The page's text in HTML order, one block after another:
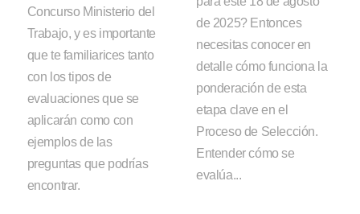
Concurso Ministerio del
Trabajo, y es importante
que te familiarices tanto
con los tipos de
evaluaciones que se
aplicarán como con
ejemplos de las
preguntas que podrías
encontrar.
de 2025? Entonces
necesitas conocer en
detalle cómo funciona la
ponderación de esta
etapa clave en el
Proceso de Selección.
Entender cómo se
evalúa...